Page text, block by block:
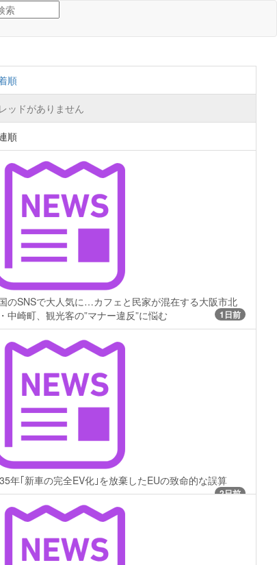
順
ッドがありません
順
のSNSで大人気に…カフェと民家が混在する大阪市北
中崎町、観光客の”マナー違反”に悩む
1日前
年｢新車の完全EV化｣を放棄したEUの致命的な誤算
2日前